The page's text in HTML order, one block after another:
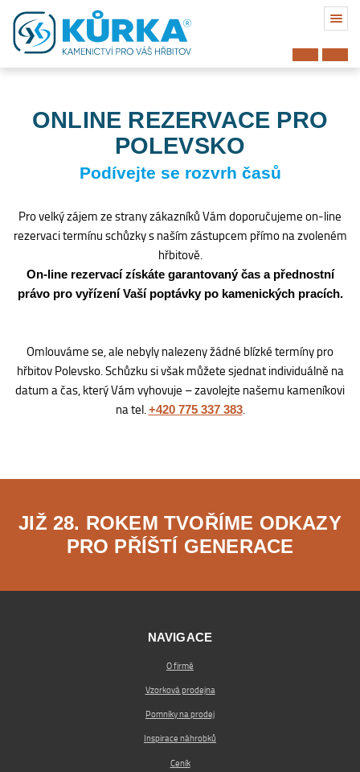
ONLINE REZERVACE PRO
POLEVSKO
Podívejte se rozvrh časů
Pro velký zájem ze strany zákazníků Vám doporučujeme on-line
rezervaci termínu schůzky s naším zástupcem přímo na zvoleném
hřbitově.
On-line rezervací získáte garantovaný čas a přednostní
právo pro vyřízení Vaší poptávky po kamenických pracích.
Omlouváme se, ale nebyly nalezeny žádné blízké termíny pro
hřbitov Polevsko. Schůzku si však můžete sjednat individuálně na
datum a čas, který Vám vyhovuje – zavolejte našemu kameníkovi
na tel.+420 775 337 383.
JIŽ 28. ROKEM TVOŘÍME ODKAZY
PRO PŘÍŠTÍ GENERACE
NAVIGACE
O firmě
Vzorková prodejna
Pomníky na prodej
Inspirace náhrobků
Ceník